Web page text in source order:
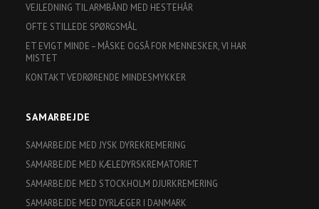
VEJLEDNING TIL ARMBÅND MED HESTEHÅR
OFTE STILLEDE SPØRGSMÅL
ET EVIGT MINDE – MÅSKE OGSÅ FOR MENNESKER, VI HAR
MISTET
KONTAKT VEDRØRENDE MINDESMYKKER
SAMARBEJDE
SAMARBEJDE MED JYSK DYREKREMERING
SAMARBEJDE MED KÆLEDYRSKREMATORIET
SAMARBEJDE MED STOCKHOLM DJURKREMERING
SAMARBEJDE MED DYRLÆGER I DANMARK